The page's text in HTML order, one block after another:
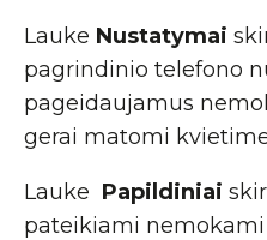
Lauke Nustatymai
pagrindinio telefono
pageidaujamus
gerai matomi
Lauke Papildiniai
pateikiami